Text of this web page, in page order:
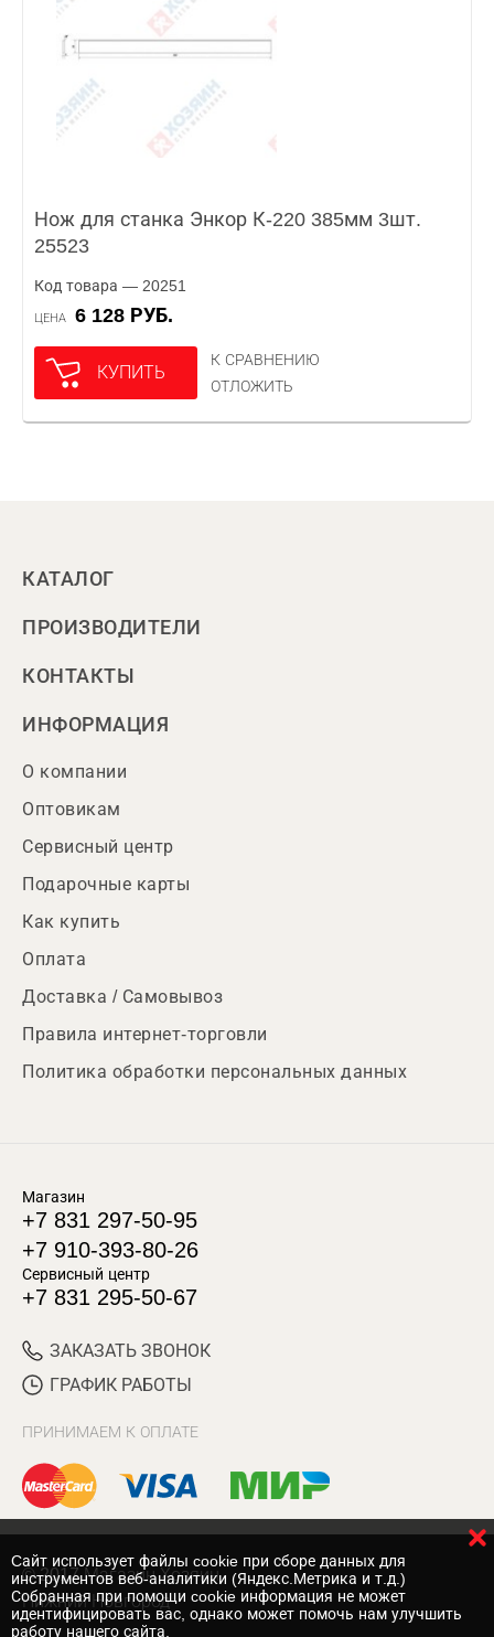
Нож для станка Энкор К-220 385мм 3шт.
25523
Код товара — 20251
ЦЕНА 6 128 РУБ.
КУПИТЬ
К СРАВНЕНИЮ
ОТЛОЖИТЬ
КАТАЛОГ
ПРОИЗВОДИТЕЛИ
КОНТАКТЫ
ИНФОРМАЦИЯ
О компании
Оптовикам
Сервисный центр
Подарочные карты
Как купить
Оплата
Доставка / Самовывоз
Правила интернет-торговли
Политика обработки персональных данных
Магазин
+7 831 297-50-95
+7 910-393-80-26
Сервисный центр
+7 831 295-50-67
ЗАКАЗАТЬ ЗВОНОК
ГРАФИК РАБОТЫ
ПРИНИМАЕМ К ОПЛАТЕ
© 2017 Магазин Хозяин
Нижний Новгород
Cайт использует файлы cookie при сборе данных для
инструментов веб-аналитики (Яндекс.Метрика и т.д.)
Собранная при помощи cookie информация не может
идентифицировать вас, однако может помочь нам улучшить
работу нашего сайта.